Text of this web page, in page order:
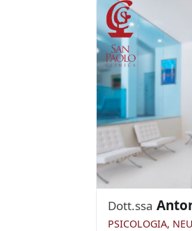
Dott.ssa
PSICOLOGIA,